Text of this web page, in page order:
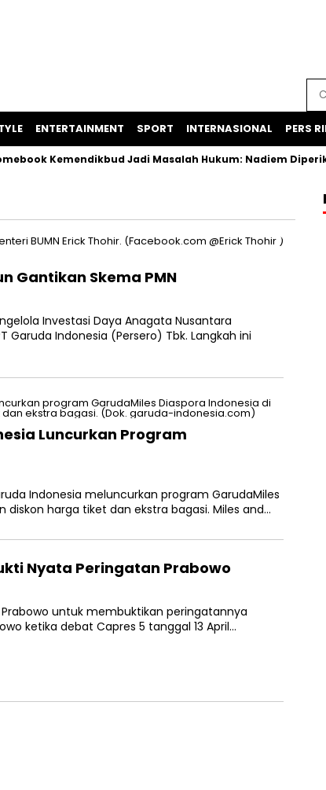
ENTERTAINMENT SPORT INTERNASIONAL PERS
Kemendikbud Jadi Masalah Hukum: Nadiem
Gantikan Skema PMN
Investasi Daya Anagata Nusantara
Indonesia (Persero) Tbk. Langkah ini
Luncurkan Program
Indonesia meluncurkan program GarudaMiles
diskon harga tiket dan ekstra bagasi. Miles and…
Nyata Peringatan Prabowo
untuk membuktikan peringatannya
ketika debat Capres 5 tanggal 13 April…